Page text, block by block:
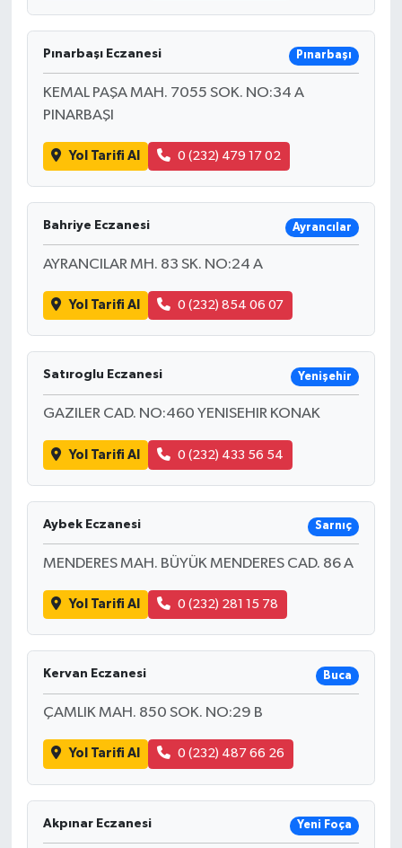
Pınarbaşı Eczanesi Pınarbaşı
KEMAL PAŞA MAH. 7055 SOK. NO:34 A
PINARBAŞI
Yol Tarifi Al 0 (232) 479 17 02
Bahriye Eczanesi Ayrancılar
AYRANCILAR MH. 83 SK. NO:24 A
Yol Tarifi Al 0 (232) 854 06 07
Satıroglu Eczanesi Yenişehir
GAZILER CAD. NO:460 YENISEHIR KONAK
Yol Tarifi Al 0 (232) 433 56 54
Aybek Eczanesi Sarnıç
MENDERES MAH. BÜYÜK MENDERES CAD. 86 A
Yol Tarifi Al 0 (232) 281 15 78
Kervan Eczanesi Buca
ÇAMLIK MAH. 850 SOK. NO:29 B
Yol Tarifi Al 0 (232) 487 66 26
Akpınar Eczanesi Yeni Foça